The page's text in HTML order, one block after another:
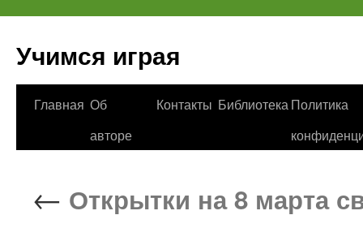
Учимся играя
Перейти
Главная Об
авторе
Контакты Библиотека Политика
← Открытки на 8 марта